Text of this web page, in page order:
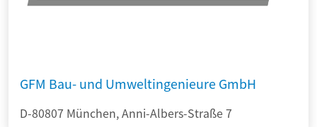
GFM Bau- und Umweltingenieure GmbH
D-80807 München, Anni-Albers-Straße 7